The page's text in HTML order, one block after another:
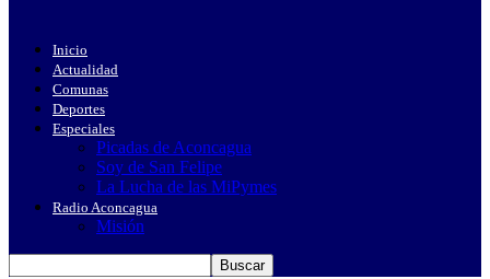
Inicio
Actualidad
Comunas
Deportes
Especiales
Picadas de Aconcagua
Soy de San Felipe
La Lucha de las MiPymes
Radio Aconcagua
Misión